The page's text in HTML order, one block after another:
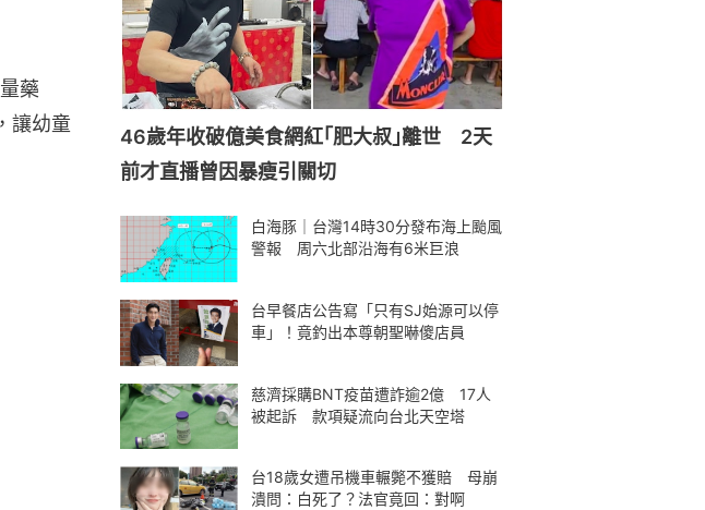
藥
讓幼童
46歲年收破億美食網紅｢肥大叔｣離世 2天
前才直播曾因暴瘦引關切
白海豚｜台灣14時30分發布海上颱風
警報 周六北部沿海有6米巨浪
台早餐店公告寫「只有SJ始源可以停
車」！竟釣出本尊朝聖嚇傻店員
慈濟採購BNT疫苗遭詐逾2億 17人
被起訴 款項疑流向台北天空塔
台18歲女遭吊機車輾斃不獲賠 母崩
潰問：白死了？法官竟回：對啊